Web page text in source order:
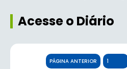
Acesse o Diário
PÁGINA ANTERIOR